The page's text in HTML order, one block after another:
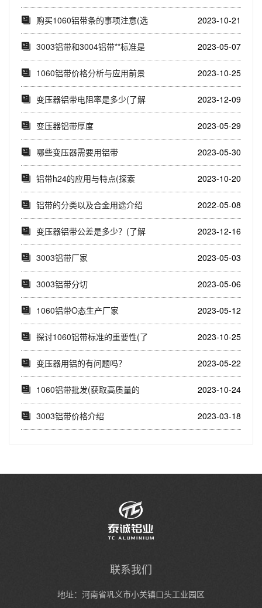
应用新选择(...
购买1060铝带条的事项注意(选
择1060...
2023-10-21
3003铝带和3004铝带**标准是
多少
2023-05-07
1060铝带价格分析与应用前景
(探究106...
2023-10-25
变压器铝带电阻率是多少(了解
变压器铝带电阻...
2023-12-09
变压器铝带厚度 2023-05-29
哪些变压器需要用铝带 2023-05-30
铝带h24的应用与特点(探索
1060铝带h...
2023-10-20
铝带的分类以及合金用途介绍 2022-05-08
变压器铝带公差是多少？(了解
变压器铝带公差...
2023-12-16
3003铝带厂家 2023-05-03
3003铝带分切 2023-05-06
1060铝带O态生产厂家 2023-05-12
探讨1060铝带标准的重要性(了
解1060...
2023-10-25
变压器用铝的有问题吗？ 2023-05-22
1060铝带批发(获取高质量的
1060铝带...
2023-10-24
3003铝带价格介绍 2023-03-18
联系我们
地址：河南省巩义市小关镇口头工业园区